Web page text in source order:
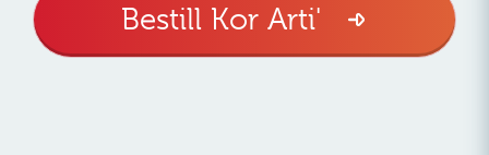
Bestill Kor Arti'